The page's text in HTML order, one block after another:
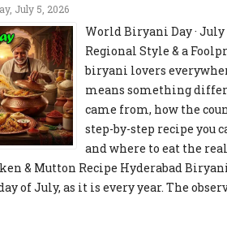
July 5, 2026
World Biryani Day ·
Regional Style & a
biryani lovers
means something
came from, how the
step-by-step recipe you
and where to eat the
& Mutton Recipe Hyderabad
of July, as it is every year. The